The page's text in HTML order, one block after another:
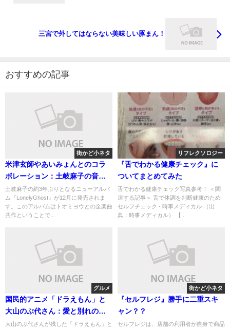
三宮で外してはならない美味しい豚まん！
おすすめの記事
街かど小ネタ
米津玄師やあいみょんとのコラ
ボレーション：土岐麻子の音楽
世界
土岐麻子の約3年ぶりとなるニューアルバ
ム『LonelyGhost』が12月に発売されま
す。このアルバムはトオミヨウとの全楽曲
共作ということで...
リフレクソロジー
『舌でわかる健康チェック』に
ついてまとめてみた
舌でわかる健康チェック写真参考！ ＜関
連する記事＞ 舌で体調を判断健康のため
セルフチェック - 時事メディカル （出
典：時事メディカル） 【...
グルメ
国民的アニメ「ドラえもん」と
大山のぶ代さん：愛と別れの物
語
大山のぶ代さんが残した「ドラえもん」と
街かど小ネタ
『セルフレジ』勝手に二重スキ
ャン？？
セルフレジは、店舗の利用者が自身で商品